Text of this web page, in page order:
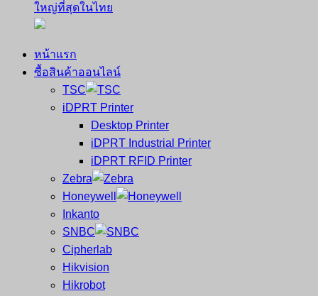
จำหน่าย
คอมพิวเตอร์
หน้าแรก
ซื้อสินค้าออนไลน์
TSC
iDPRT Printer
Desktop Printer
iDPRT Industrial Printer
iDPRT RFID Printer
Zebra
Honeywell
Inkanto
SNBC
Cipherlab
Hikvision
Hikrobot